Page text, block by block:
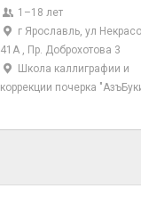
1–18 лет
г Ярославль, ул
41А , Пр. Доброхотова 3
Школа каллиграфии и
коррекции почерка